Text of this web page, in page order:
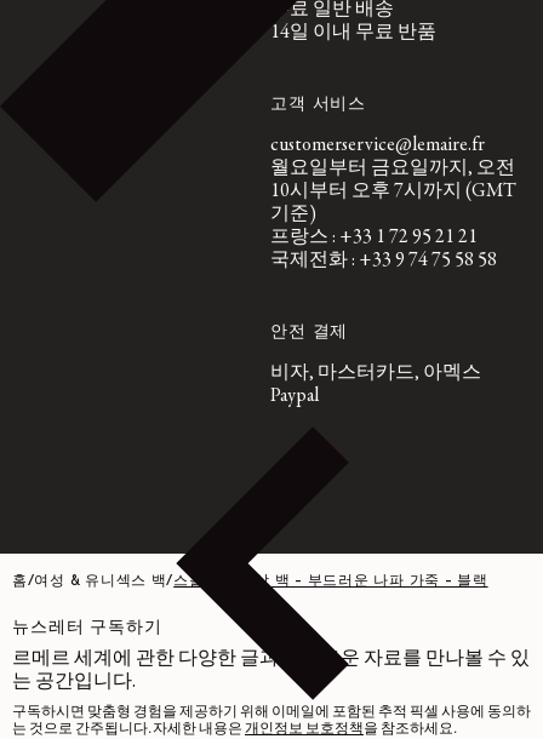
무료 일반 배송
14일 이내 무료 반품
고객 서비스
customerservice@lemaire.fr
월요일부터 금요일까지, 오전
10시부터 오후 7시까지 (GMT
기준)
프랑스 : +33 1 72 95 21 21
국제전화 : +33 9 74 75 58 58
안전 결제
비자, 마스터카드, 아멕스
Paypal
홈/여성 & 유니섹스 백/스몰 크루아상 백 - 부드러운 나파 가죽 - 블랙
뉴스레터 구독하기
르메르 세계에 관한 다양한 글과 흥미로운 자료를 만나볼 수 있
는 공간입니다.
구독하시면 맞춤형 경험을 제공하기 위해 이메일에 포함된 추적 픽셀 사용에 동의하
는 것으로 간주됩니다. 자세한 내용은 개인정보 보호정책을 참조하세요.